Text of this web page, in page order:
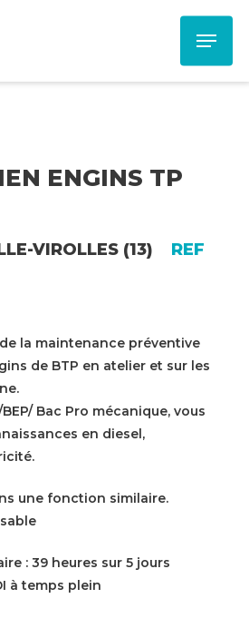
Menu
ENGINS TP
VIROLLES (13)
REF
la maintenance préventive
de BTP en atelier et sur les
Bac Pro mécanique, vous
en diesel,
une fonction similaire.
: 39 heures sur 5 jours
à temps plein